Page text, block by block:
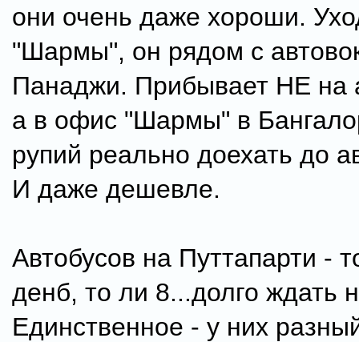
они очень даже хороши.
"Шармы", он рядом с
Панаджи. Прибывает НЕ на
а в офис "Шармы" в
рупий реально доехать до
И даже дешевле.
Автобусов на Путтапарти -
денб, то ли 8...долго ждать
Единственное - у них